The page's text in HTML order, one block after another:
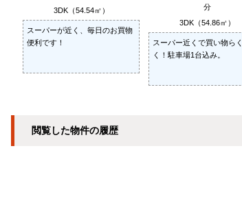
3DK（54.54㎡）
スーパーが近く、毎日のお買物
便利です！
分
3DK（54.86㎡）
スーパー近くで買い物ら
く！駐車場1台込み。
閲覧した物件の履歴